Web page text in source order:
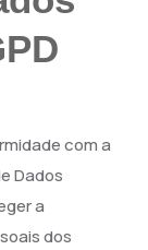
com a
Dados
a
dos